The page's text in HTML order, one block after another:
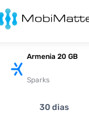
Armenia 20 GB
Sparks
30 dias